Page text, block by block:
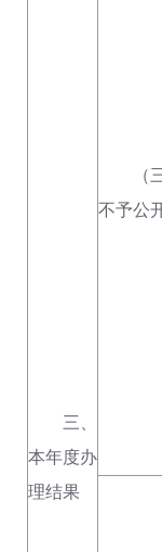
三、
本年度办
理结果
（
不予公